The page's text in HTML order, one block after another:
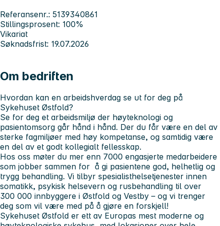
Referansenr.: 5139340861
Stillingsprosent: 100%
Vikariat
Søknadsfrist: 19.07.2026
Om bedriften
Hvordan kan en arbeidshverdag se ut for deg på
Sykehuset Østfold?
Se for deg et arbeidsmiljø der høyteknologi og
pasientomsorg går hånd i hånd. Der du får være en del av
sterke fagmiljøer med høy kompetanse, og samtidig være
en del av et godt kollegialt fellesskap.
Hos oss møter du mer enn 7000 engasjerte medarbeidere
som jobber sammen for å gi pasientene god, helhetlig og
trygg behandling. Vi tilbyr spesialisthelsetjenester innen
somatikk, psykisk helsevern og rusbehandling til over
300 000 innbyggere i Østfold og Vestby – og vi trenger
deg som vil være med på å gjøre en forskjell!
Sykehuset Østfold er ett av Europas mest moderne og